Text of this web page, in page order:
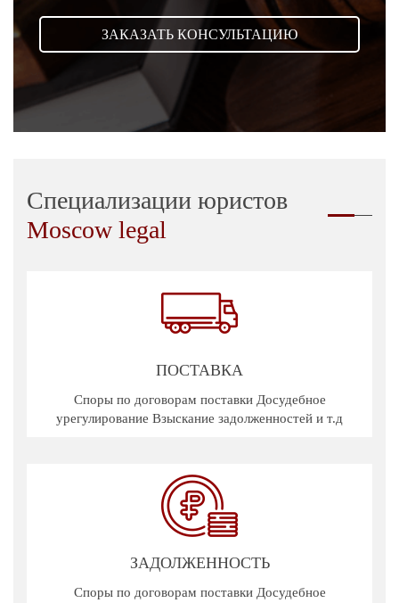
ЗАКАЗАТЬ КОНСУЛЬТАЦИЮ
Специализации юристов
Moscow legal
ПОСТАВКА
Споры по договорам поставки Досудебное
урегулирование Взыскание задолженностей и т.д
ЗАДОЛЖЕННОСТЬ
Споры по договорам поставки Досудебное